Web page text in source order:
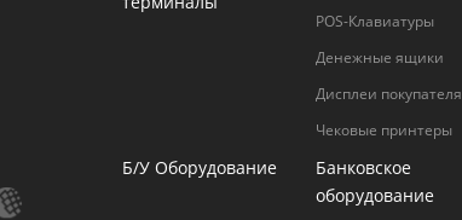
POS-Клавиатуры
Денежные ящики
Дисплеи покупателя
Чековые принтеры
Б/У Оборудование
Банковское
оборудование